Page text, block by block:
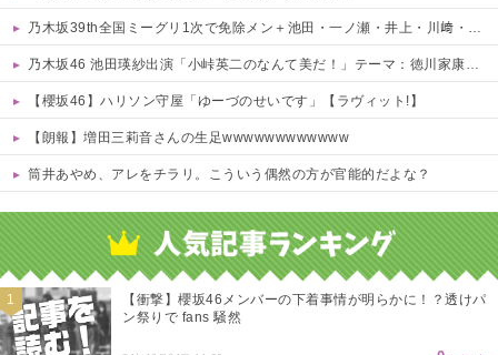
乃木坂39th全国ミーグリ1次で免除メン＋池田・一ノ瀬・井上・川﨑・菅原・中西が全完売
乃木坂46 池田瑛紗出演「小峠英二のなんて美だ！」テーマ：徳川家康【2025.8.5 24:00〜 TOKYO MX】
【櫻坂46】ハリソン守屋「ゆーづのせいです」【ラヴィット!】
【朗報】増田三莉音さんの生足wwwwwwwwwwww
筒井あやめ、アレをチラリ。こういう偶然の方が官能的だよな？
【衝撃】櫻坂46メンバーの下着事情が明らかに！？透けパ
ン祭りで fans 騒然